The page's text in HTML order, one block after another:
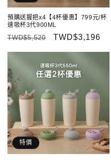
預購送握把x4【4杯優惠】799元/杯
速吸杯3代900ML
定
TWD$5,520
售
TWD$3,196
特價